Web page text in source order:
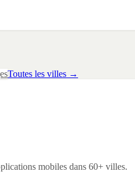
Toutes les villes →
mobiles dans 60+ villes.